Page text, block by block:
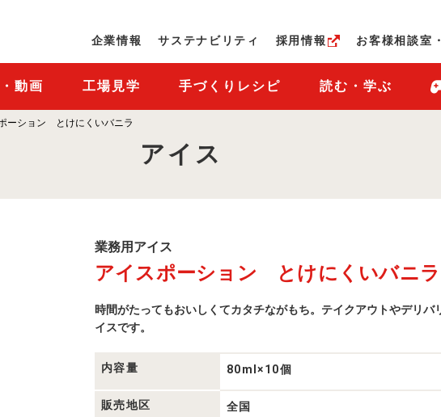
企業情報
サステナビリティ 採用情報 お客様相談室
動画 工場見学 手づくりレシピ 読む・学ぶ
ーション とけにくいバニラ
アイス
業
用
ア
ス
商
品
覧
業務用アイス
アイスポーション とけにくいバニラ
時間がたってもおいしくてカタチながもち。テイクアウトやデリバ
イスです。
内容量 80ml×10個
販売地区 全国